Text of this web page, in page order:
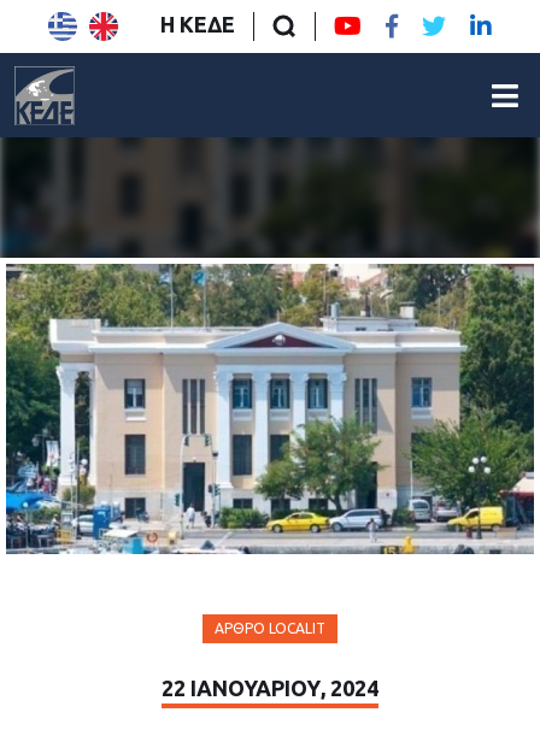
Η ΚΕΔΕ
ΆΡΘΡΟ LOCALIT
22 ΙΑΝΟΥΑΡΊΟΥ, 2024